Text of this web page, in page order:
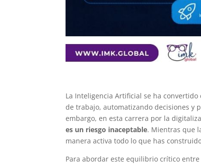
La Inteligencia Artificial se ha
de trabajo, automatizando decisiones y
embargo, en esta carrera por la
es un riesgo inaceptable. Mientras que
manera activa todo lo que has
Para abordar este equilibrio crítico